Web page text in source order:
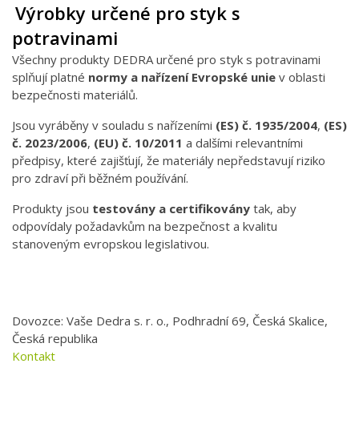
Výrobky určené pro styk s
potravinami
Všechny produkty DEDRA určené pro styk s potravinami
splňují platné normy a nařízení Evropské unie v oblasti
bezpečnosti materiálů.
Jsou vyráběny v souladu s nařízeními (ES) č. 1935/2004, (ES)
č. 2023/2006, (EU) č. 10/2011 a dalšími relevantními
předpisy, které zajišťují, že materiály nepředstavují riziko
pro zdraví při běžném používání.
Produkty jsou testovány a certifikovány tak, aby
odpovídaly požadavkům na bezpečnost a kvalitu
stanoveným evropskou legislativou.
Dovozce: Vaše Dedra s. r. o., Podhradní 69, Česká Skalice,
Česká republika
Kontakt